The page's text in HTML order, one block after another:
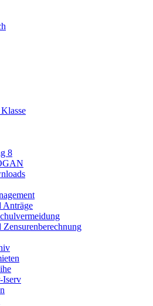
8
Anträge
Zensurenberechnung
Iserv